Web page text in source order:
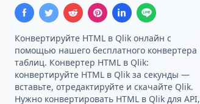
Конвертируйте HTML в Qlik онлайн с
помощью нашего бесплатного конвертера
таблиц. Конвертер HTML в Qlik:
конвертируйте HTML в Qlik за секунды —
вставьте, отредактируйте и скачайте Qlik.
Нужно конвертировать HTML в Qlik для API,